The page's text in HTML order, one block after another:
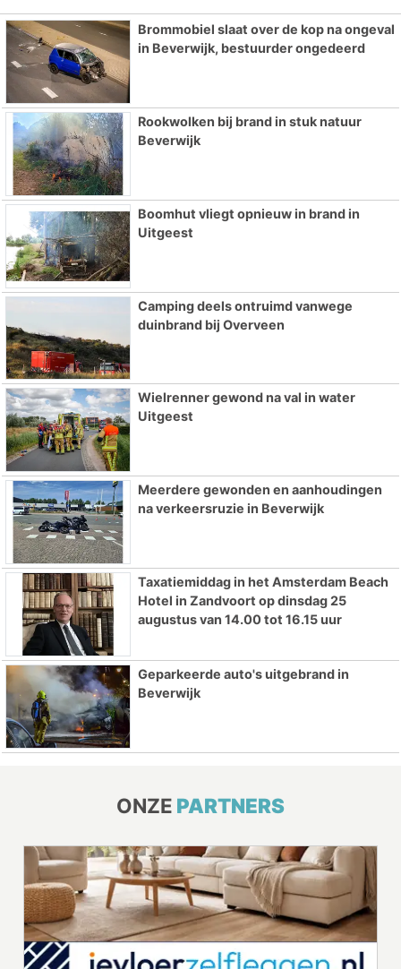
Brommobiel slaat over de kop na ongeval
in Beverwijk, bestuurder ongedeerd
Rookwolken bij brand in stuk natuur
Beverwijk
Boomhut vliegt opnieuw in brand in
Uitgeest
Camping deels ontruimd vanwege
duinbrand bij Overveen
Wielrenner gewond na val in water
Uitgeest
Meerdere gewonden en aanhoudingen
na verkeersruzie in Beverwijk
Taxatiemiddag in het Amsterdam Beach
Hotel in Zandvoort op dinsdag 25
augustus van 14.00 tot 16.15 uur
Geparkeerde auto's uitgebrand in
Beverwijk
ONZE PARTNERS